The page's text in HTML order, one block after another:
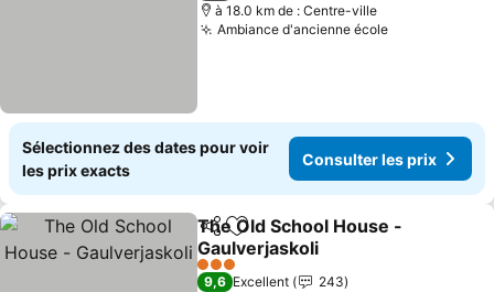
à 18.0 km de : Centre-ville
Ambiance d'ancienne écoleConsulter
Sélectionnez des dates pour voir
les prix exacts
Consulter les prix
PartagerAjouter à mes favoris
The Old School House -
Gaulverjaskoli
Consulter les prix
3 Étoiles
9,6 Excellent
243